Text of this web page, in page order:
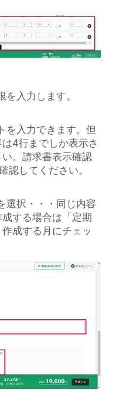
入力します。
入力できます。但
4行までしか表示さ
。請求書表示確認
認してください。
択・・・同じ内容
する場合は「定期
成する月にチェッ